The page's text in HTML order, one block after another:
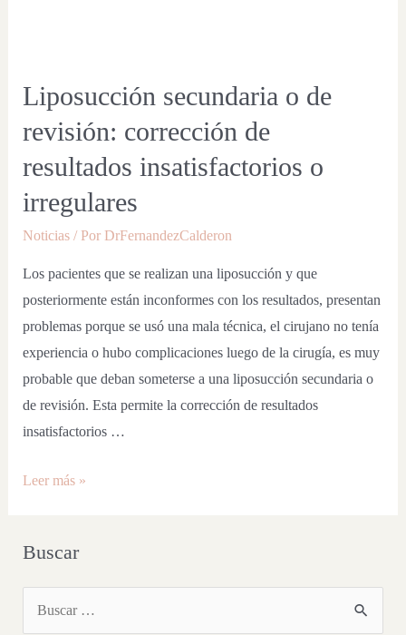
Liposucción secundaria o de
revisión: corrección de
resultados insatisfactorios o
irregulares
Noticias/ Por DrFernandezCalderon
Los pacientes que se realizan una liposucción y que
posteriormente están inconformes con los resultados, presentan
problemas porque se usó una mala técnica, el cirujano no tenía
experiencia o hubo complicaciones luego de la cirugía, es muy
probable que deban someterse a una liposucción secundaria o
de revisión. Esta permite la corrección de resultados
insatisfactorios …
Leer más »
Buscar